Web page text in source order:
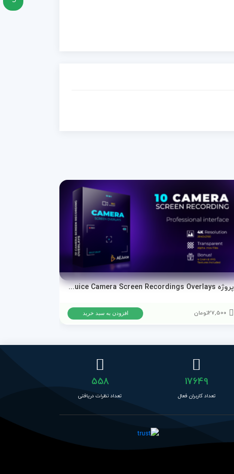
پروژه AEJuice Camera Screen Recordings Overlays برای پریمیر پرو و افترافکت
27,500تومان افزودن به سبد خرید
17649
تعداد کاربران فعال
558
تعداد نظرات دریافتی